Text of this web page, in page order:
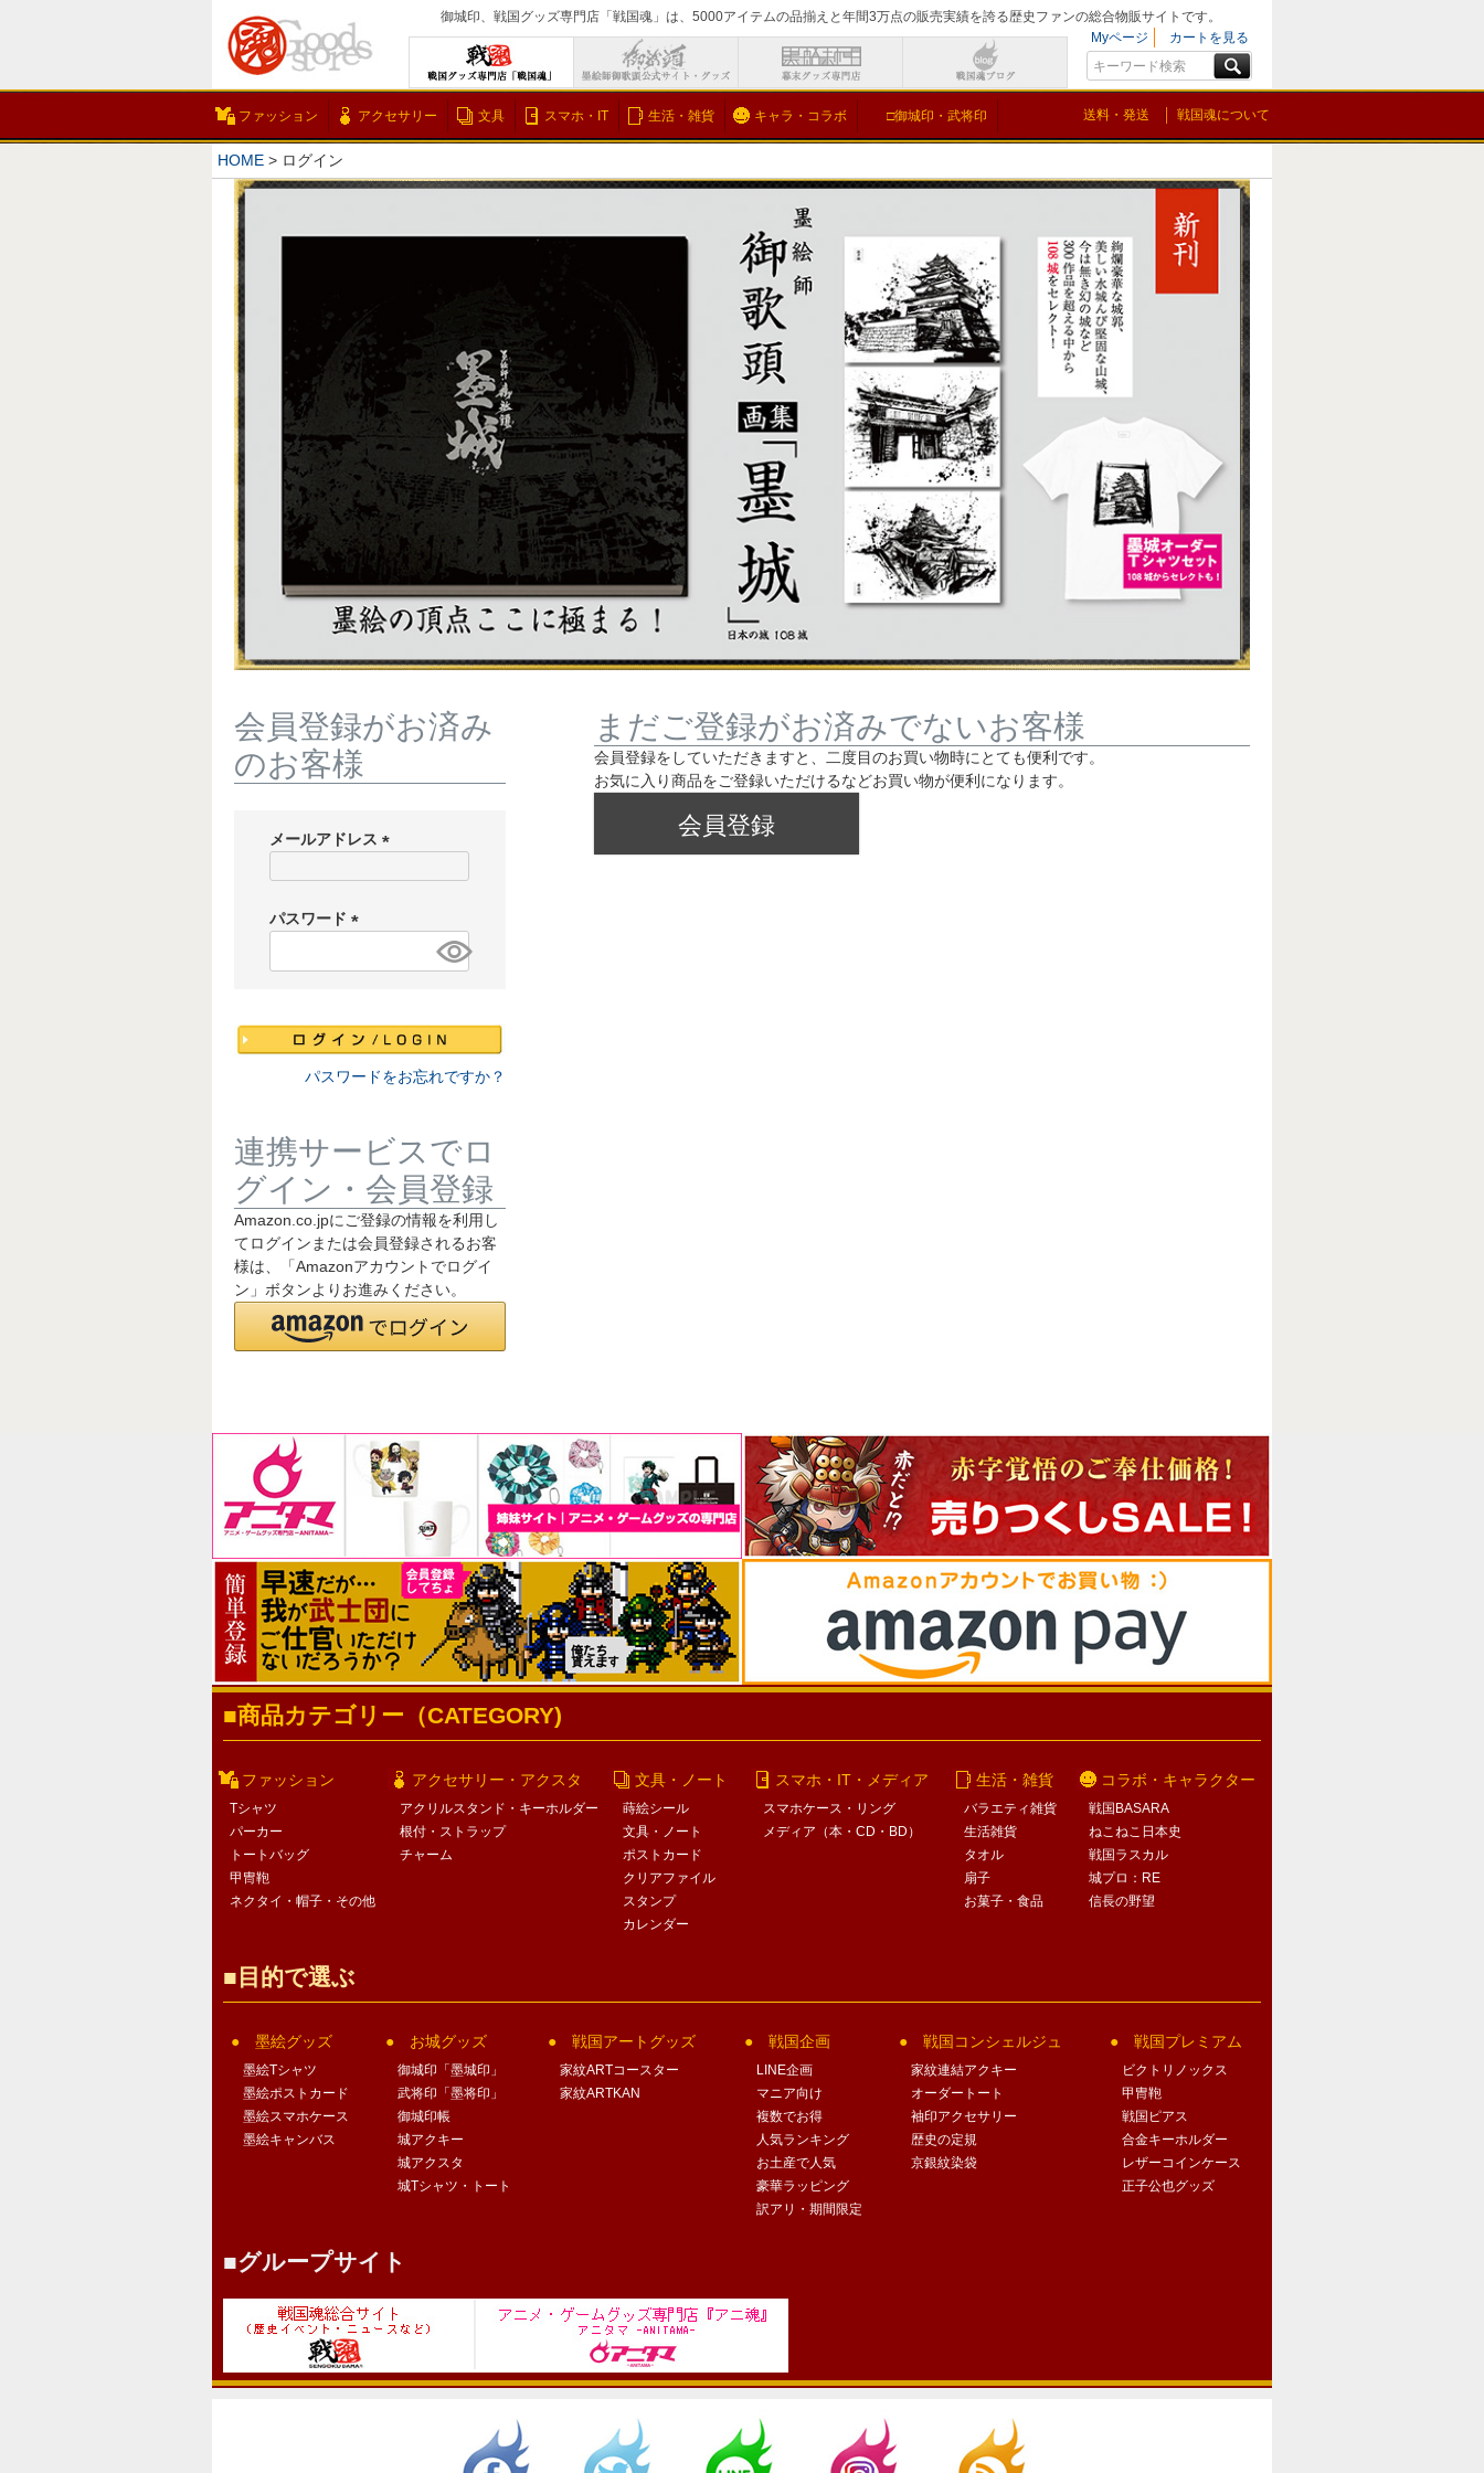
御城印、戦国グッズ専門店「戦国魂」は、5000アイテムの品揃えと年間3万点の販売実績を誇る歴史ファンの総合物販サイトです。
Myページ
カートを見る
検索
ファッション アクセサリー 文具 スマホ・IT 生活・雑貨 キャラ・コラボ □御城印・武将印 送料・発送 戦国魂について
HOME ログイン
会員登録がお済み
のお客様
メールアドレス
)
パスワード
必
パスワードをお忘れですか？
連携サービスでロ
グイン・会員登録
Amazon.co.jpにご登録の情報を利用し
てログインまたは会員登録されるお客
様は、「Amazonアカウントでログイ
ン」ボタンよりお進みください。
まだご登録がお済みでないお客様
会員登録をしていただきますと、二度目のお買い物時にとても便利です。
お気に入り商品をご登録いただけるなどお買い物が便利になります。
会員登録
商品カテゴリー（CATEGORY)
ファッション
Tシャツ
パーカー
トートバッグ
甲冑鞄
ネクタイ・帽子・その他
アクセサリー・アクスタ
アクリルスタンド・キーホルダー
根付・ストラップ
チャーム
文具・ノート
蒔絵シール
文具・ノート
ポストカード
クリアファイル
スタンプ
カレンダー
スマホ・IT・メディア
スマホケース・リング
メディア（本・CD・BD）
生活・雑貨
バラエティ雑貨
生活雑貨
タオル
扇子
お菓子・食品
コラボ・キャラクター
戦国BASARA
ねこねこ日本史
戦国ラスカル
城プロ：RE
信長の野望
目的で選ぶ
墨絵グッズ
墨絵Tシャツ
墨絵ポストカード
墨絵スマホケース
墨絵キャンバス
お城グッズ
御城印「墨城印」
武将印「墨将印」
御城印帳
城アクキー
城アクスタ
城Tシャツ・トート
戦国アートグッズ
家紋ARTコースター
家紋ARTKAN
戦国企画
LINE企画
マニア向け
複数でお得
人気ランキング
お土産で人気
豪華ラッピング
訳アリ・期間限定
戦国コンシェルジュ
家紋連結アクキー
オーダートート
袖印アクセサリー
歴史の定規
京銀紋染袋
戦国プレミアム
ビクトリノックス
甲冑鞄
戦国ピアス
合金キーホルダー
レザーコインケース
正子公也グッズ
グループサイト